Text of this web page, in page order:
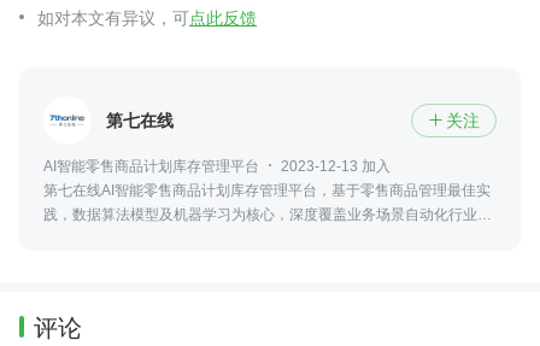
如对本文有异议，可点此反馈
第七在线  关注
AI智能零售商品计划库存管理平台
2023-12-13 加入
第七在线AI智能零售商品计划库存管理平台，基于零售商品管理最佳实
践，数据算法模型及机器学习为核心，深度覆盖业务场景自动化行业解
评论